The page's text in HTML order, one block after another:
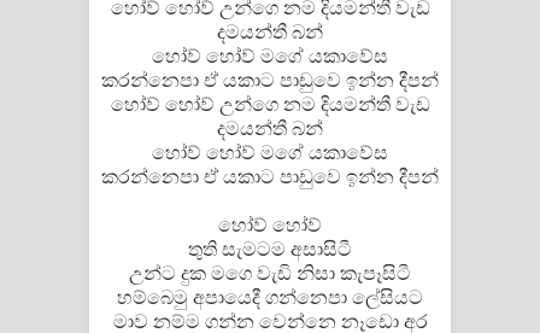
හෝව් හෝව් උන්ගෙ නම දියමන්තී වැඩ
දමයන්තී බන්
හෝව් හෝව් මගේ යකාවේස
කරන්නෙපා ඒ යකාට පාඩුවෙ ඉන්න දීපන්
හෝව් හෝව් උන්ගෙ නම දියමන්තී වැඩ
දමයන්තී බන්
හෝව් හෝව් මගේ යකාවේස
කරන්නෙපා ඒ යකාට පාඩුවෙ ඉන්න දීපන්
හෝව් හෝව්
තුති සැමටම අසාසිටී
උන්ට දුක මගෙ වැඩි නිසා කැපෑසිටී
හම්බෙමු අපායෙදී ගන්නෙපා ලේසියට
මාව නම්ම ගන්න වෙන්නෙ නෑඩො අර